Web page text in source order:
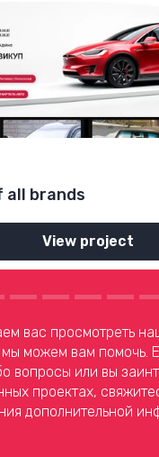
all brands
View project
вас просмотреть
мы можем вам помочь.
вопросы или вы
проектах,
дополнительной